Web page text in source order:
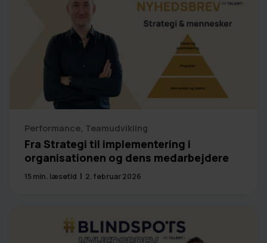
Performance, Teamudvikling
Fra Strategi til implementering i
organisationen og dens medarbejdere
15 min. læsetid 2. februar 2026